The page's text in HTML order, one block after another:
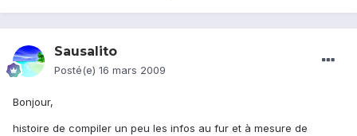
Sausalito
Posté(e) 16 mars 2009
Bonjour,
histoire de compiler un peu les infos au fur et à mesure de